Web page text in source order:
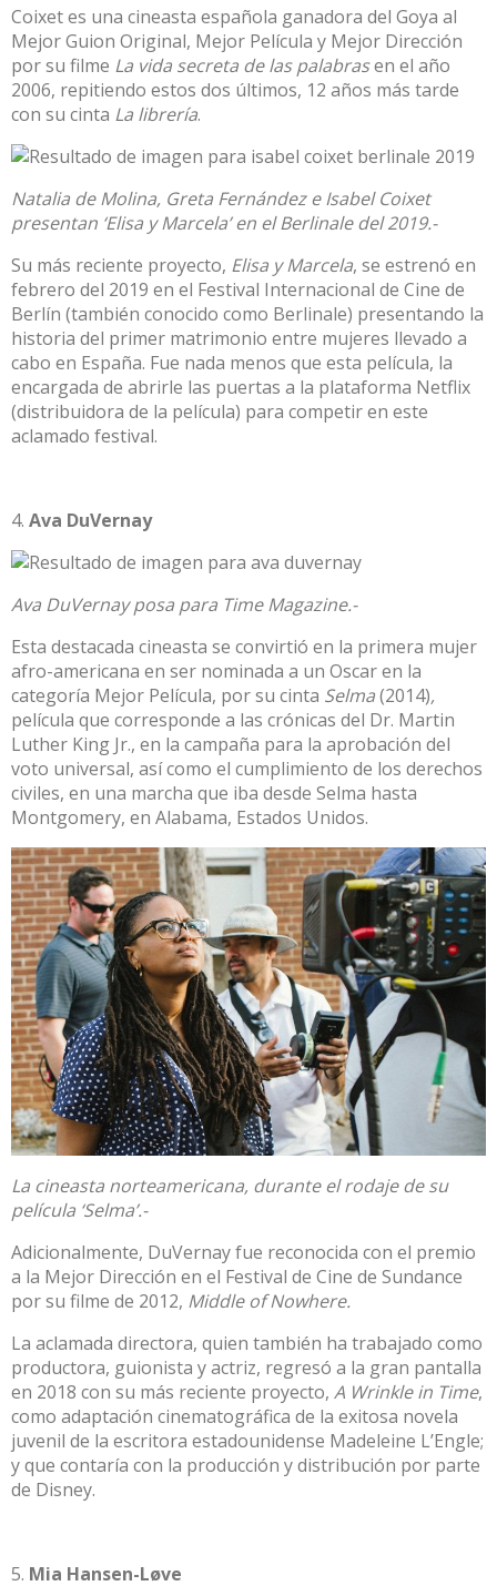
Coixet es una cineasta española ganadora del Goya al
Mejor Guion Original, Mejor Película y Mejor Dirección
por su filme La vida secreta de las palabrasen el año
2006, repitiendo estos dos últimos, 12 años más tarde
con su cinta La librería.
Natalia de Molina, Greta Fernández e Isabel Coixet
presentan ‘Elisa y Marcela’ en el Berlinale del 2019.-
Su más reciente proyecto, Elisa y Marcela, se estrenó en
febrero del 2019 en el Festival Internacional de Cine de
Berlín (también conocido como Berlinale) presentando la
historia del primer matrimonio entre mujeres llevado a
cabo en España. Fue nada menos que esta película, la
encargada de abrirle las puertas a la plataforma Netflix
(distribuidora de la película) para competir en este
aclamado festival.
Ava DuVernay
Ava DuVernay posa para Time Magazine.-
Esta destacada cineasta se convirtió en la primera mujer
afro-americana en ser nominada a un Oscar en la
categoría Mejor Película, por su cinta Selma(2014),
película que corresponde a las crónicas del Dr. Martin
Luther King Jr., en la campaña para la aprobación del
voto universal, así como el cumplimiento de los derechos
civiles, en una marcha que iba desde Selma hasta
Montgomery, en Alabama, Estados Unidos.
La cineasta norteamericana, durante el rodaje de su
película ‘Selma’.-
Adicionalmente, DuVernay fue reconocida con el premio
a la Mejor Dirección en el Festival de Cine de Sundance
por su filme de 2012, Middle of Nowhere.
La aclamada directora, quien también ha trabajado como
productora, guionista y actriz, regresó a la gran pantalla
en 2018 con su más reciente proyecto, A Wrinkle in Time,
como adaptación cinematográfica de la exitosa novela
juvenil de la escritora estadounidense Madeleine L’Engle;
y que contaría con la producción y distribución por parte
de Disney.
Mia Hansen-Løve